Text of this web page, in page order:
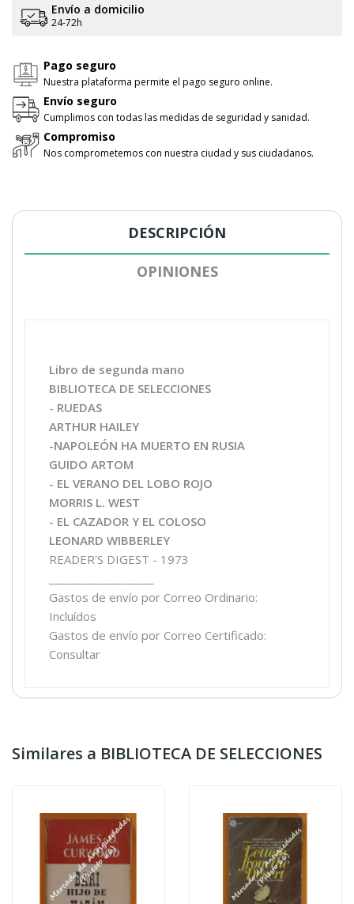
Envío a domicilio
24-72h
Pago seguro
Nuestra plataforma permite el pago seguro online.
Envío seguro
Cumplimos con todas las medidas de seguridad y sanidad.
Compromiso
Nos comprometemos con nuestra ciudad y sus ciudadanos.
DESCRIPCIÓN
OPINIONES
Libro de segunda mano
BIBLIOTECA DE SELECCIONES
- RUEDAS
ARTHUR HAILEY
-NAPOLEÓN HA MUERTO EN RUSIA
GUIDO ARTOM
- EL VERANO DEL LOBO ROJO
MORRIS L. WEST
- EL CAZADOR Y EL COLOSO
LEONARD WIBBERLEY
READER'S DIGEST - 1973
Gastos de envío por Correo Ordinario:
Incluídos
Gastos de envío por Correo Certificado:
Consultar
Similares a BIBLIOTECA DE SELECCIONES